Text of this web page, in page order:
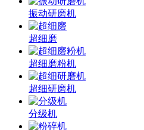
振动研磨机
超细磨
超细磨粉机
超细研磨机
分级机